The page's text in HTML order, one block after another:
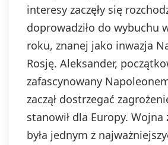
interesy zaczęły się
doprowadziło do wybuchu
roku, znanej jako inwazja
Rosję. Aleksander,
zafascynowany
zaczął dostrzegać
stanowił dla Europy.
była jednym z